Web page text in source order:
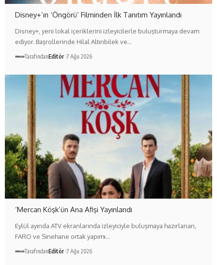
Disney+’ın ‘Öngörü’ Filminden İlk Tanıtım Yayınlandı
Disney+, yeni lokal içeriklerini izleyicilerle buluşturmaya devam
ediyor. Başrollerinde Hilal Altınbilek ve…
TarafındanEditör 7 Ağu 2026
‘Mercan Köşk’ün Ana Afişi Yayınlandı
Eylül ayında ATV ekranlarında izleyiciyle buluşmaya hazırlanan,
FARO ve Sinehane ortak yapımı…
TarafındanEditör 7 Ağu 2026